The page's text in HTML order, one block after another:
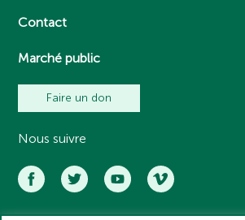
Contact
Marché public
Faire un don
Nous suivre